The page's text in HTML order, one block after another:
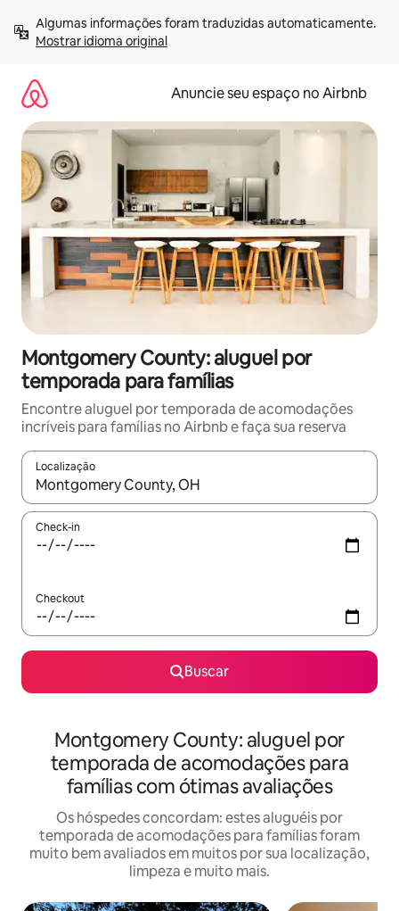
para
Mostrar idioma original
Anuncie seu espaço no Airbnb
Montgomery County: aluguel por
temporada para famílias
Encontre aluguel por temporada de acomodações
incríveis para famílias no Airbnb e faça sua reserva
Localização
Quando os resultados estiverem disponíveis, explore-os
Check-in
Checkout
Buscar
Montgomery County: aluguel por
temporada de acomodações para
famílias com ótimas avaliações
Os hóspedes concordam: estes aluguéis por
temporada de acomodações para famílias foram
muito bem avaliados em muitos por sua localização,
limpeza e muito mais.